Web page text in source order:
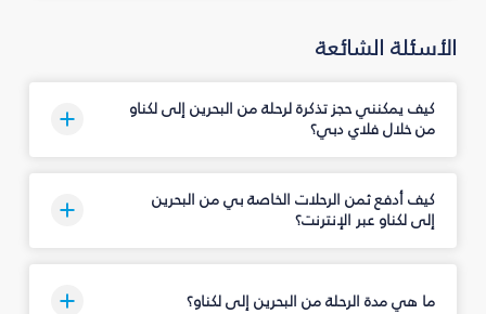
الأسئلة الشائعة
كيف يمكنني حجز تذكرة لرحلة من البحرين إلى لكناو
من خلال فلاي دبي؟
كيف أدفع ثمن الرحلات الخاصة بي من البحرين
إلى لكناو عبر الإنترنت؟
ما هي مدة الرحلة من البحرين إلى لكناو؟